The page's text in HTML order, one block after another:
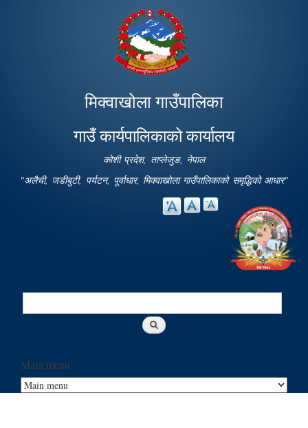
main
content
मिक्वाखोला गाउँपालिका
गाउँ कार्यपालिकाको कार्यालय
कोशी प्रदेश, ताप्लेजुङ, नेपाल
"अलैची, जडीबुटी, पर्यटन, पूर्वाधार, मिक्वाखोला गाउँपालिकाको समृद्धिको आधार"
Search
Main menu